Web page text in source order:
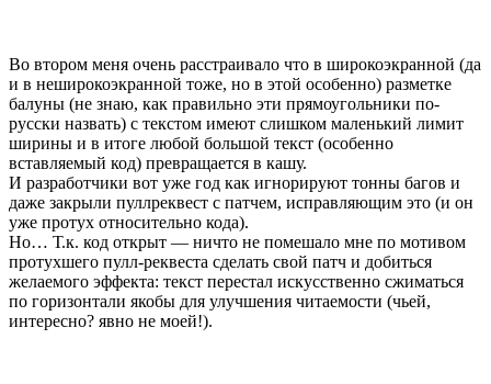
Во втором меня очень расстраивало что в широкоэкранной (да
и в неширокоэкранной тоже, но в этой особенно) разметке
балуны (не знаю, как правильно эти прямоугольники по-
русски назвать) с текстом имеют слишком маленький лимит
ширины и в итоге любой большой текст (особенно
вставляемый код) превращается в кашу.
И разработчики вот уже год как игнорируют тонны багов и
даже закрыли пуллреквест с патчем, исправляющим это (и он
уже протух относительно кода).
Но… Т.к. код открыт — ничто не помешало мне по мотивом
протухшего пулл-реквеста сделать свой патч и добиться
желаемого эффекта: текст перестал искусственно сжиматься
по горизонтали якобы для улучшения читаемости (чьей,
интересно? явно не моей!).